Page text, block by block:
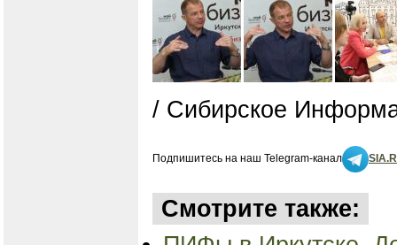
/ Сибирское
Подпишитесь на наш Telegram-канал
Смотрите также: